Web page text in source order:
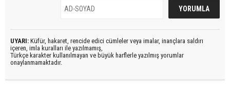
UYARI: Küfür, hakaret, rencide edici cümleler veya imalar, inançlara saldırı
içeren, imla kuralları ile yazılmamış,
Türkçe karakter kullanılmayan ve büyük harflerle yazılmış yorumlar
onaylanmamaktadır.